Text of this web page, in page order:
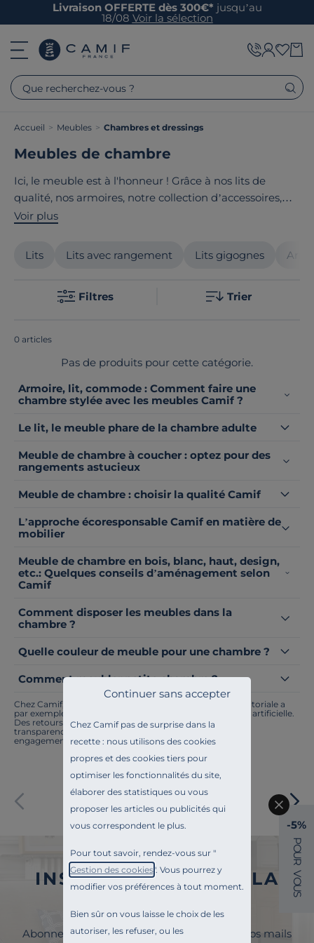
Chez Camif pas de surprise dans la
recette : nous utilisons des cookies
propres et des cookies tiers pour
optimiser les fonctionnalités du site,
élaborer des statistiques ou vous
proposer les articles ou publicités qui
vous correspondent le plus.
Pour tout savoir, rendez-vous sur "
Gestion des cookies". Vous pourrez y
modifier vos préférences à tout moment.
Bien sûr on vous laisse le choix de les
autoriser, les refuser, ou les
Continuer sans accepter
Livraison OFFERTE dès 300€* jusqu’au
18/08 Voir la sélection
Que recherchez-vous ?
Accueil > Meubles > Chambres et dressings
Meubles de chambre
Ici, le meuble est à l'honneur ! Grâce à nos lits de
qualité, nos armoires, notre collection d’accessoires,
vous façonnez
meubles en bois massif aux rangements astucieux.
Pratique, esthétique, conçue pour durer, la chambre
Voir plus
Lits Lits avec rangement Lits gigognes
Filtres Trier
0 articles
Pas de produits pour cette catégorie.
Armoire, lit, commode : Comment faire une
chambre stylée avec les meubles Camif ?
Le lit, le meuble phare de la chambre adulte
Meuble de chambre à coucher : optez pour des
rangements astucieux
Meuble de chambre : choisir la qualité Camif
L’approche écoresponsable Camif en matière de
mobilier
Meuble de chambre en bois, blanc, haut, design,
etc.: Quelques conseils d’aménagement selon
Camif
Comment disposer les meubles dans la
chambre ?
Quelle couleur de meuble pour une chambre ?
Comment meubler petite chambre ?
Chez Camif, on innove en permanence. Notre équipe éditoriale a
par exemple généré cette page à l'aide d'une intelligence artificielle.
Des retours ? Nous sommes à l'écoute. Tout comme la
transparence, l'amélioration continue fait partie de nos
engagements.
Paiement sécurisé
INSCRIVEZ-VOUS À LA
Abonnez-vous à la newsletter et surveillez vos mails
-5%
P
O
U
R
V
O
U
S